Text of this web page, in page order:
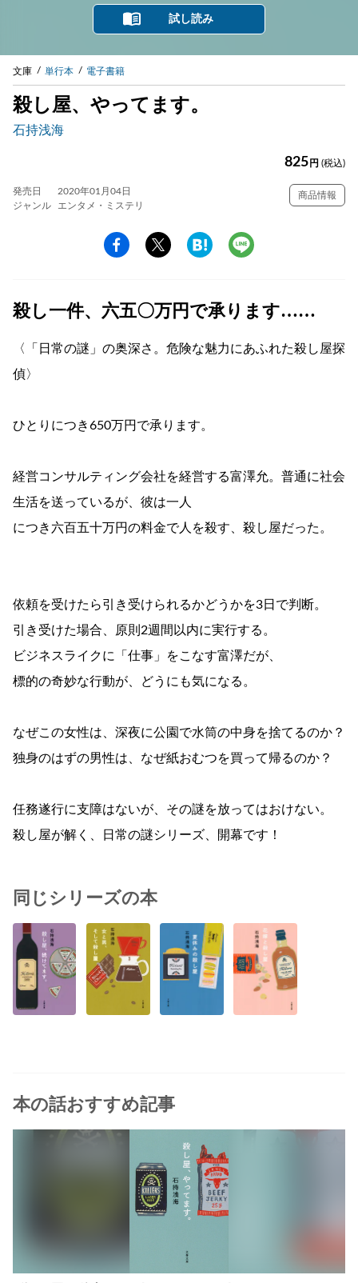
試し読み
文庫 単行本 電子書籍
殺し屋、やってます。
石持浅海
825 円 (税込)
発売日
2020年01月04日
ジャンル
エンタメ・ミステリ
商品情報
殺し一件、六五〇万円で承ります……
〈「日常の謎」の奥深さ。危険な魅力にあふれた殺し屋探
偵〉
ひとりにつき650万円で承ります。
経営コンサルティング会社を経営する富澤允。普通に社会
生活を送っているが、彼は一人
につき六百五十万円の料金で人を殺す、殺し屋だった。
依頼を受けたら引き受けられるかどうかを3日で判断。
引き受けた場合、原則2週間以内に実行する。
ビジネスライクに「仕事」をこなす富澤だが、
標的の奇妙な行動が、どうにも気になる。
なぜこの女性は、深夜に公園で水筒の中身を捨てるのか？
独身のはずの男性は、なぜ紙おむつを買って帰るのか？
任務遂行に支障はないが、その謎を放ってはおけない。
殺し屋が解く、日常の謎シリーズ、開幕です！
同じシリーズの本
本の話おすすめ記事